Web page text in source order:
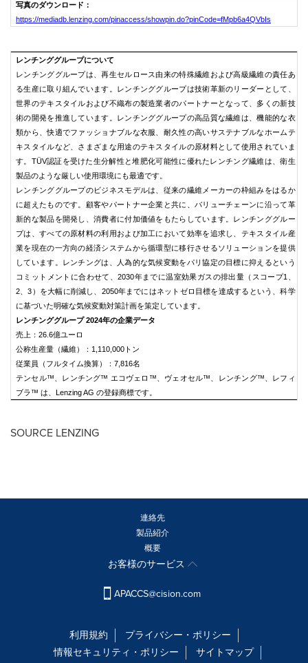
写真のダウンロード ：
https://mediadb.lenzing.com/pinaccess/showpin.do?pinCode=fMpb6a4QVbIs
レンチンググループについて
レンチンググループは、再生セルロース由来の特殊繊維および高級繊維の責任あ
る生産に取り組んでいます。レンチンググループは技術革新のリーダーとして、
世界のテキスタイルおよび不織布の製造業者のパートナーとなって、多くの新技
術の開発を推進しています。レンチンググループの高品質な繊維は、機能的な衣
類から、快適でファッショナブルな衣服、耐久性の高いサステナブルなホームテ
キスタイルなど、さまざまな用途のテキスタイルの原材料として使用されていま
す。TÜV認証を受けた生分解性と堆肥化可能性に優れたレンチング繊維は、衛生
製品のような厳しい使用環境にも最適です。
レンチンググループのビジネスモデルは、従来の繊維メーカーの枠組みをはるか
に超えたものです。顧客やパートナー企業と共に、バリューチェーンに沿って革
新的な製品を開発し、消費者に付加価値をもたらしています。レンチンググルー
プは、すべての原材料の利用および加工において効率を追求し、テキスタイル産
業を現在の一方向の経済システムから循環型に移行させるソリューションを提供
しています。レンチングは、人為的な気候変動をパリ協定の目標に抑えるという
コミットメントに合わせて、2030年までに温室効果ガスの排出量（スコープ1、
2、3）を大幅に削減し、2050年までにはネットゼロ目標を達成するという、科学
に基づいた明確な気候変動対策計画を策定しています。
レンチンググループ2024年の企業データ
売上：26.6億ユーロ
公称生産量（繊維）：1,110,000トン
従業員（フルタイム換算）：7,816名
テンセル™、レンチング™ エコヴェロ™、ヴェオセル™、レンチング™、レフィ
ブラ™ は、Lenzing AG の登録商標です。
SOURCE LENZING
連絡先
製品紹介
概要
お客様のサービス
APACCS@cision.com
利用規約
プライバシー・ポリシー
情報セキュリティ・ポリシー
サイトマップ